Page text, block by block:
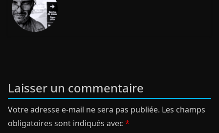
Laisser un commentaire
Votre adresse e-mail ne sera pas publiée. Les champs
obligatoires sont indiqués avec *